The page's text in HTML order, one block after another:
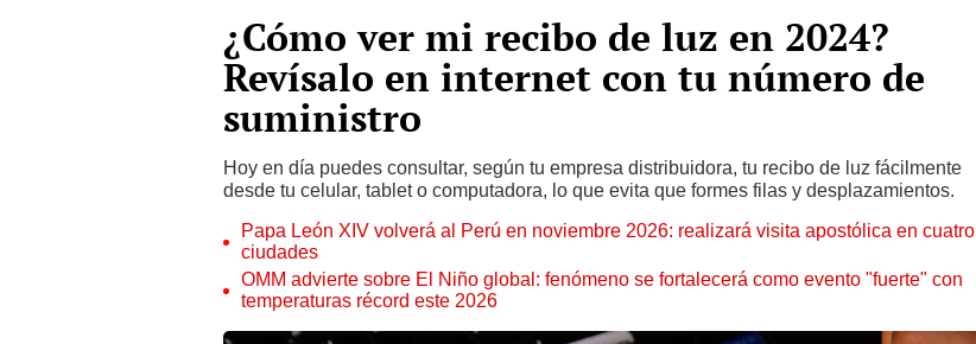
¿Cómo ver mi recibo de luz en 2024?
Revísalo en internet con tu número de
suministro
Hoy en día puedes consultar, según tu empresa distribuidora, tu recibo de luz fácilmente
desde tu celular, tablet o computadora, lo que evita que formes filas y desplazamientos.
Papa León XIV volverá al Perú en noviembre 2026: realizará visita apostólica en cuatro
ciudades
OMM advierte sobre El Niño global: fenómeno se fortalecerá como evento "fuerte" con
temperaturas récord este 2026